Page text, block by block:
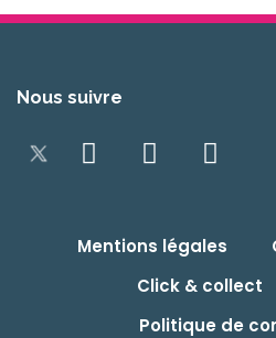
Nous suivre
Mentions légales
Click & collect
Politique de